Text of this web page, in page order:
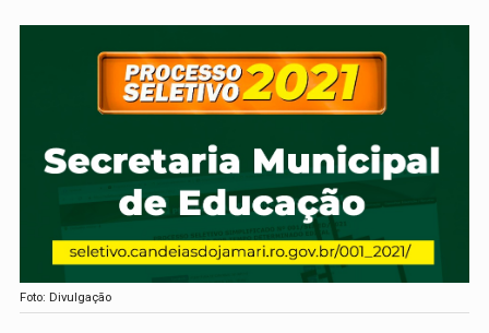
Foto: Divulgação